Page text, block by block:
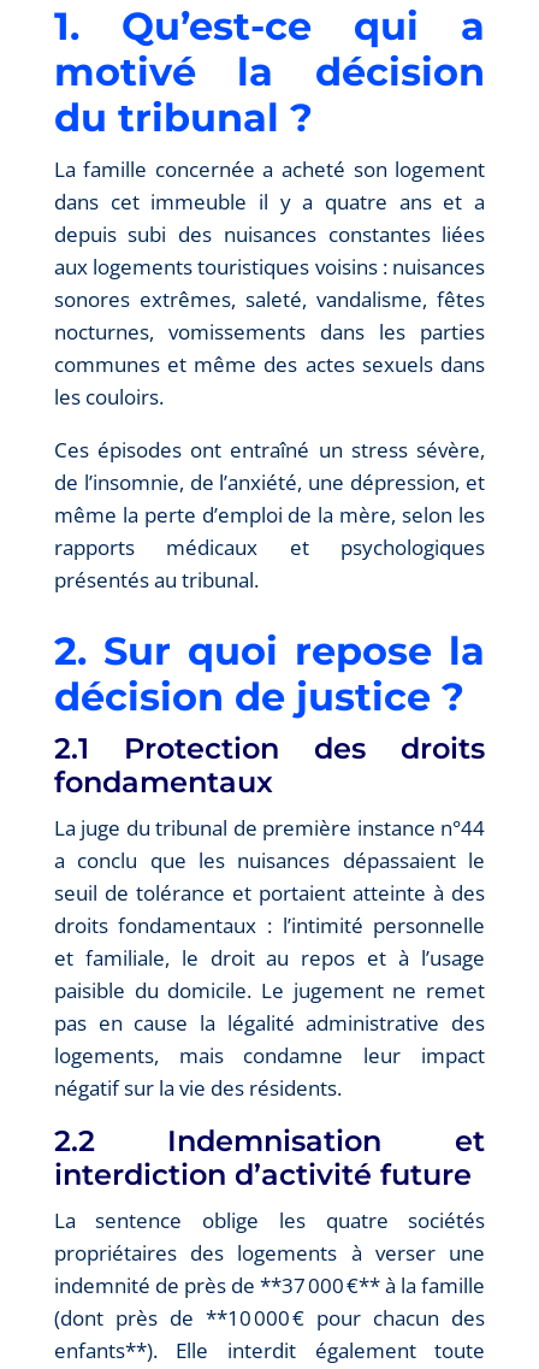
1. Qu’est-ce qui a
motivé la décision
du tribunal ?
La famille concernée a acheté son logement
dans cet immeuble il y a quatre ans et a
depuis subi des nuisances constantes liées
aux logements touristiques voisins : nuisances
sonores extrêmes, saleté, vandalisme, fêtes
nocturnes, vomissements dans les parties
communes et même des actes sexuels dans
les couloirs.
Ces épisodes ont entraîné un stress sévère,
de l’insomnie, de l’anxiété, une dépression, et
même la perte d’emploi de la mère, selon les
rapports médicaux et psychologiques
présentés au tribunal.
2. Sur quoi repose la
décision de justice ?
2.1 Protection des droits
fondamentaux
La juge du tribunal de première instance n°44
a conclu que les nuisances dépassaient le
seuil de tolérance et portaient atteinte à des
droits fondamentaux : l’intimité personnelle
et familiale, le droit au repos et à l’usage
paisible du domicile. Le jugement ne remet
pas en cause la légalité administrative des
logements, mais condamne leur impact
négatif sur la vie des résidents.
2.2 Indemnisation et
interdiction d’activité future
La sentence oblige les quatre sociétés
propriétaires des logements à verser une
indemnité de près de **37 000 €** à la famille
(dont près de **10 000 € pour chacun des
enfants**). Elle interdit également toute